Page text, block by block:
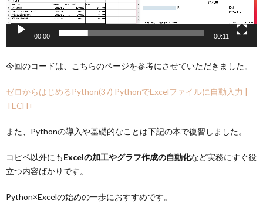
00:00 00:11
今回のコードは、こちらのページを参考にさせていただきました。
ゼロからはじめるPython(37) PythonでExcelファイルに自動入力 |
TECH+
また、Pythonの導入や基礎的なことは下記の本で復習しました。
コピペ以外にもExcelの加工やグラフ作成の自動化など実務にすぐ役
立つ内容ばかりです。
Python×Excelの始めの一歩におすすめです。